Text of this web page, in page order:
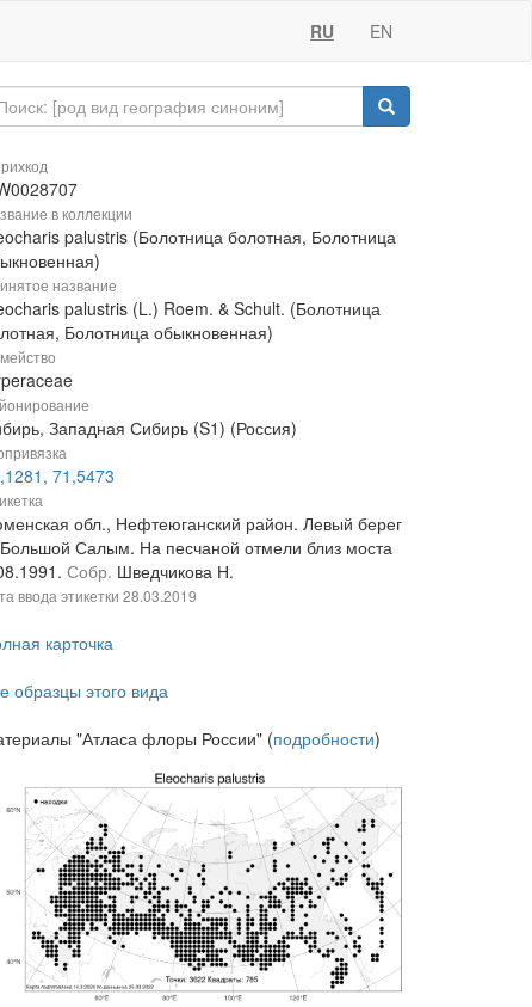
RU EN
в коллекции
palustris (Болотница болотная, Болотница
название
palustris (L.) Roem. & Schult. (Болотница
Болотница обыкновенная)
Западная Сибирь (S1) (Россия)
71,5473
обл., Нефтеюганский район. Левый берег
Салым. На песчаной отмели близ моста
Собр. Шведчикова Н.
ввода этикетки 28.03.2019
карточка
образцы этого вида
"Атласа флоры России" (подробности)